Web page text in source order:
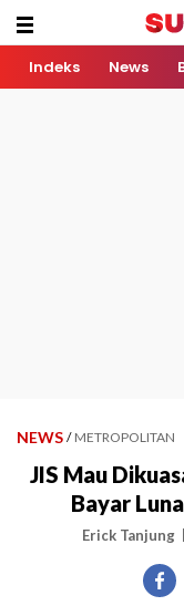
Indeks News
NEWS / METROPOLITAN
JIS Mau
Bayar
Erick Tanjung